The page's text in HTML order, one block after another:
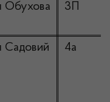
Обухова 3П
Садовий
4а